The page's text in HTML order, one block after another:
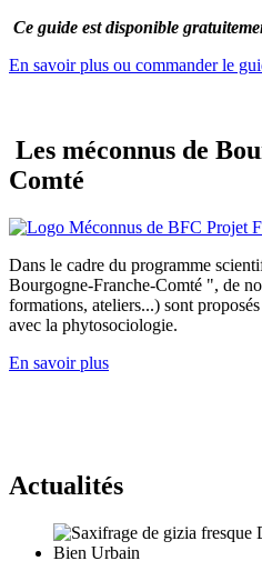
Ce guide est disponible
En savoir plus ou commander le
Les méconnus de
Comté
Dans le cadre du programme
Bourgogne-Franche-Comté ", de
formations, ateliers...) sont
avec la phytosociologie.
En savoir plus
Actualités